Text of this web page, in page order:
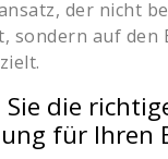
der nicht
sondern auf den
die
für Ihren